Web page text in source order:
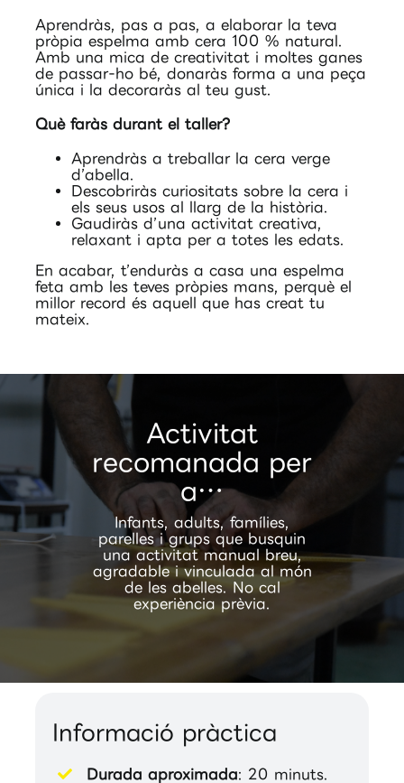
Aprendràs, pas a pas, a elaborar la teva
pròpia espelma amb cera 100 % natural.
Amb una mica de creativitat i moltes ganes
de passar-ho bé, donaràs forma a una peça
única i la decoraràs al teu gust.
Què faràs durant el taller?
Aprendràs a treballar la cera verge
d’abella.
Descobriràs curiositats sobre la cera i
els seus usos al llarg de la història.
Gaudiràs d’una activitat creativa,
relaxant i apta per a totes les edats.
En acabar, t’enduràs a casa una espelma
feta amb les teves pròpies mans, perquè el
millor record és aquell que has creat tu
mateix.
Activitat
recomanada per
a…
Infants, adults, famílies,
parelles i grups que busquin
una activitat manual breu,
agradable i vinculada al món
de les abelles. No cal
experiència prèvia.
Informació pràctica
Durada aproximada: 20 minuts.